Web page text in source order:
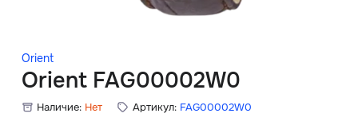
Orient
Orient FAG00002W0
Наличие: Нет Артикул: FAG00002W0
Скидки
Главная